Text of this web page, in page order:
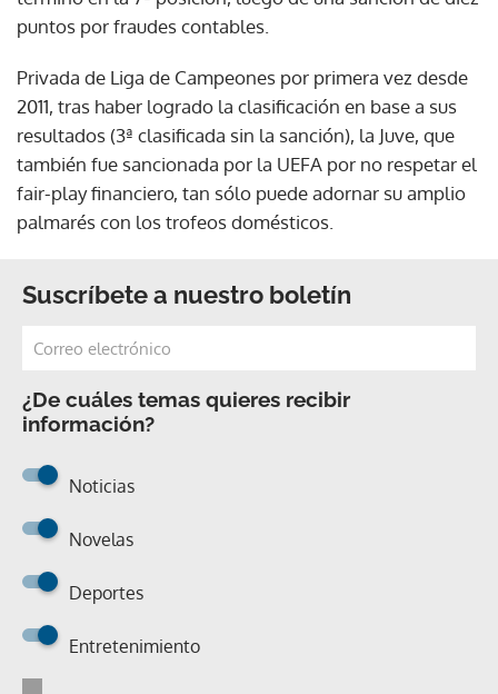
puntos por fraudes contables.
Privada de Liga de Campeones por primera vez desde
2011, tras haber logrado la clasificación en base a sus
resultados (3ª clasificada sin la sanción), la Juve, que
también fue sancionada por la UEFA por no respetar el
fair-play financiero, tan sólo puede adornar su amplio
palmarés con los trofeos domésticos.
Suscríbete a nuestro boletín
¿De cuáles temas quieres recibir
información?
Noticias
Novelas
Deportes
Entretenimiento